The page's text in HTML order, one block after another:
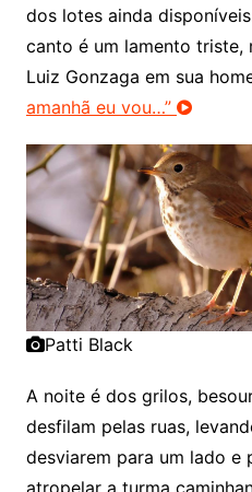
dos lotes ainda
canto é um lamento triste,
Luiz Gonzaga em sua
amanhã eu vou…”
Patti Black
A noite é dos grilos,
desfilam pelas ruas,
desviarem para um lado e